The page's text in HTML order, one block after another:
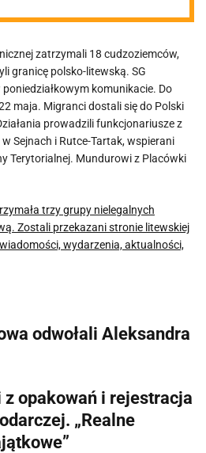
na
z Litwą.
zatrzymali 18 cudzoziemców,
granicę polsko-litewską. SG
komunikacie. Do
maja. Migranci dostali się do Polski
prowadzili funkcjonariusze z
Sejnach i Rutce-Tartak, wspierani
Terytorialnej. Mundurowi z Placówki
trzy grupy nielegalnych
Zostali przekazani stronie litewskiej
wydarzenia, aktualności,
odwołali Aleksandra
opakowań i rejestracja
„Realne